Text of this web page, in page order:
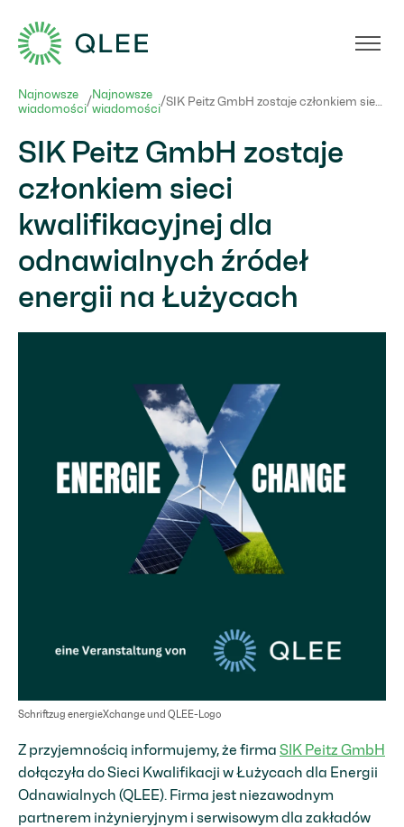
Najnowsze
wiadomości/Najnowsze
wiadomości/
SIK Peitz GmbH zostaje
członkiem sieci
kwalifikacyjnej dla
odnawialnych źródeł
energii na Łużycach
Schriftzug energieXchange und QLEE-Logo
Z przyjemnością informujemy, że firma SIK Peitz GmbH
dołączyła do Sieci Kwalifikacji w Łużycach dla Energii
Odnawialnych (QLEE). Firma jest niezawodnym
partnerem inżynieryjnym i serwisowym dla zakładów